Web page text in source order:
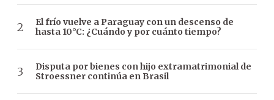
El frío vuelve a Paraguay con un descenso de
hasta 10°C: ¿Cuándo y por cuánto tiempo?
Disputa por bienes con hijo extramatrimonial de
Stroessner continúa en Brasil